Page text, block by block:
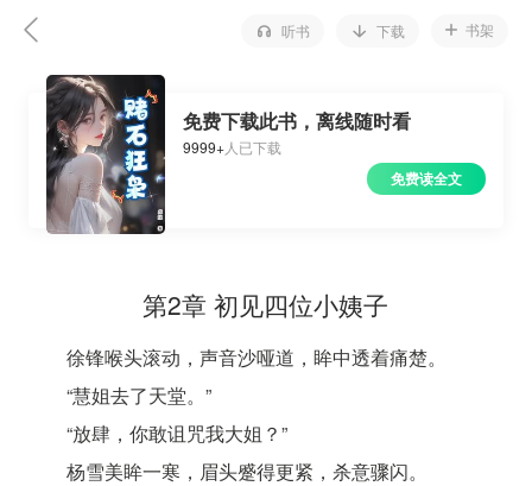
听书 下载 书架
免费下载此书，离线随时看
9999+人已下载
免费读全文
第2章 初见四位小姨子
徐锋喉头滚动，声音沙哑道，眸中透着痛楚。
“慧姐去了天堂。”
“放肆，你敢诅咒我大姐？”
杨雪美眸一寒，眉头蹙得更紧，杀意骤闪。